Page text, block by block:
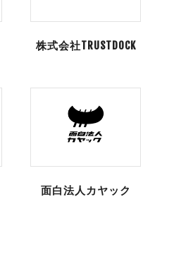
株式会社TRUSTDOCK
面白法人カヤック